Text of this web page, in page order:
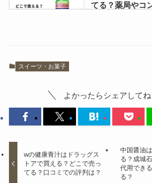
てる？薬局やコ
青い飲み物はコ
スイーツ・お菓子
よかったらシェアしてね
wの健康青汁はドラッグス
トアで買える？どこで売っ
てる？口コミでの評判は？
中国醤油
る？成城
代用でき
る？